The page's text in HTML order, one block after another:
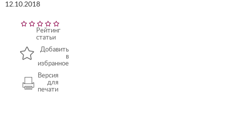
12.10.2018
Рейтинг
статьи
Добавить
в
избранное
Версия
для
печати